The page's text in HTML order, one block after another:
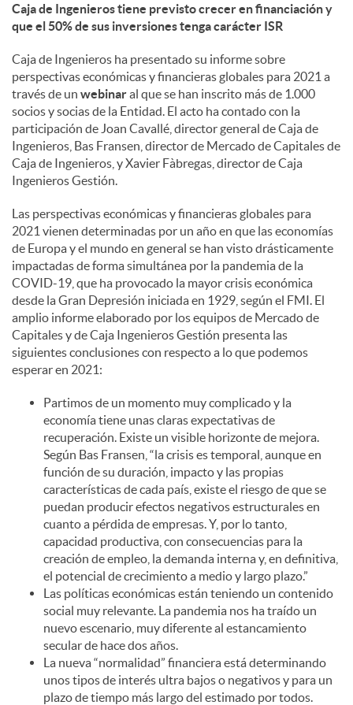
d
o
s
Caja de Ingenieros tiene previsto crecer en financiación y
que el 50% de sus inversiones tenga carácter ISR
Caja de Ingenieros ha presentado su informe sobre
perspectivas económicas y financieras globales para 2021 a
través de un webinaral que se han inscrito más de 1.000
socios y socias de la Entidad. El acto ha contado con la
participación de Joan Cavallé, director general de Caja de
Ingenieros, Bas Fransen, director de Mercado de Capitales de
Caja de Ingenieros, y Xavier Fàbregas, director de Caja
Ingenieros Gestión.
Las perspectivas económicas y financieras globales para
2021 vienen determinadas por un año en que las economías
de Europa y el mundo en general se han visto drásticamente
impactadas de forma simultánea por la pandemia de la
COVID-19, que ha provocado la mayor crisis económica
desde la Gran Depresión iniciada en 1929, según el FMI. El
amplio informe elaborado por los equipos de Mercado de
Capitales y de Caja Ingenieros Gestión presenta las
siguientes conclusiones con respecto a lo que podemos
esperar en 2021:
Partimos de un momento muy complicado y la
economía tiene unas claras expectativas de
recuperación. Existe un visible horizonte de mejora.
Según Bas Fransen, “la crisis es temporal, aunque en
función de su duración, impacto y las propias
características de cada país, existe el riesgo de que se
puedan producir efectos negativos estructurales en
cuanto a pérdida de empresas. Y, por lo tanto,
capacidad productiva, con consecuencias para la
creación de empleo, la demanda interna y, en definitiva,
el potencial de crecimiento a medio y largo plazo.”
Las políticas económicas están teniendo un contenido
social muy relevante. La pandemia nos ha traído un
nuevo escenario, muy diferente al estancamiento
secular de hace dos años.
La nueva “normalidad” financiera está determinando
unos tipos de interés ultra bajos o negativos y para un
plazo de tiempo más largo del estimado por todos.